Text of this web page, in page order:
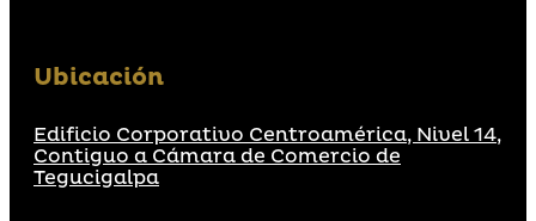
Ubicación
Edificio Corporativo Centroamérica, Nivel 14,
Contiguo a Cámara de Comercio de
Tegucigalpa